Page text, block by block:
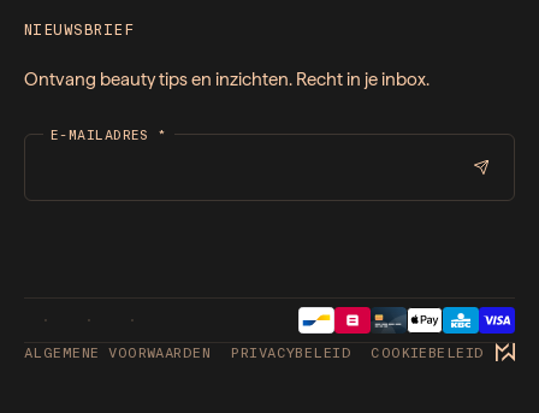
NIEUWSBRIEF
Ontvang beauty tips en inzichten. Recht in je inbox.
E-MAILADRES *
ALGEMENE VOORWAARDEN PRIVACYBELEID COOKIEBELEID